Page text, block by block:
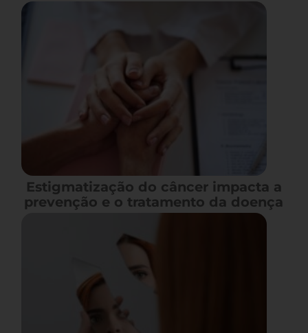
Estigmatização do câncer impacta a
prevenção e o tratamento da doença